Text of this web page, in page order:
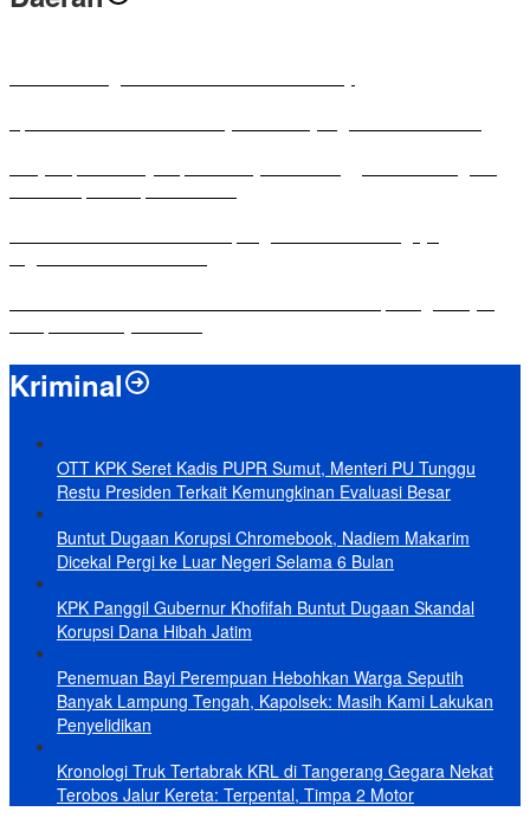
Kriminal
OTT KPK Seret Kadis PUPR Sumut, Menteri PU Tunggu
Restu Presiden Terkait Kemungkinan Evaluasi Besar
Buntut Dugaan Korupsi Chromebook, Nadiem Makarim
Dicekal Pergi ke Luar Negeri Selama 6 Bulan
KPK Panggil Gubernur Khofifah Buntut Dugaan Skandal
Korupsi Dana Hibah Jatim
Penemuan Bayi Perempuan Hebohkan Warga Seputih
Banyak Lampung Tengah, Kapolsek: Masih Kami Lakukan
Penyelidikan
Kronologi Truk Tertabrak KRL di Tangerang Gegara Nekat
Terobos Jalur Kereta: Terpental, Timpa 2 Motor